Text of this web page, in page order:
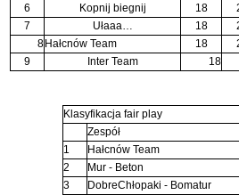
6
Kopnij biegnij 18
7
Ułaaa… 18
8Hałcnów Team 18
9
Inter Team 18
Klasyfikacja fair play
Zespół
1
Hałcnów Team
2
Mur - Beton
3
DobreChłopaki - Bomatur